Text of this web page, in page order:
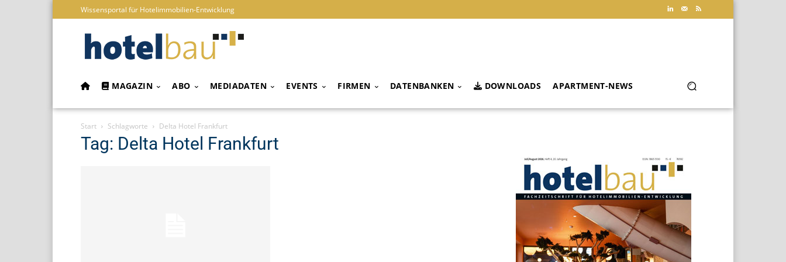
Wissensportal für Hotelimmobilien-Entwicklung
MAGAZIN ABO MEDIADATEN EVENTS FIRMEN DATENBANKEN DOWNLOADS APARTMENT-NEWS
Start Schlagworte Delta Hotel Frankfurt
Tag: Delta Hotel Frankfurt